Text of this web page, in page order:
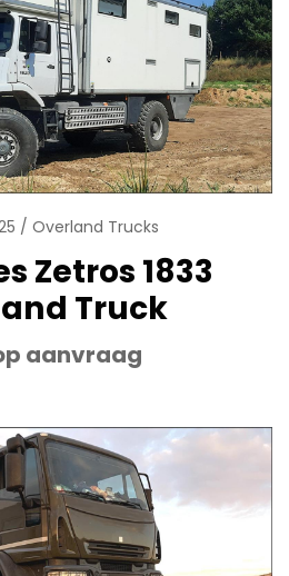
Overland Trucks
Zetros 1833
Truck
aanvraag